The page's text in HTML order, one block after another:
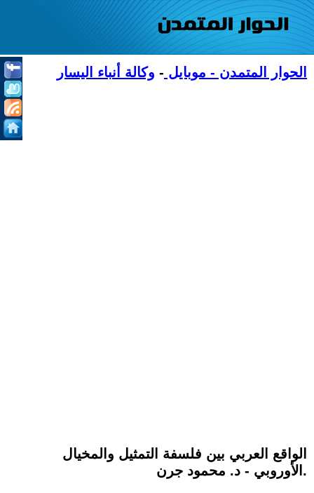
الحوار المتمدن - موبايل - وكالة أنباء اليسار
الواقع العربي بين فلسفة التمثيل والمخيال
الأوروبي - د. محمود جرن.